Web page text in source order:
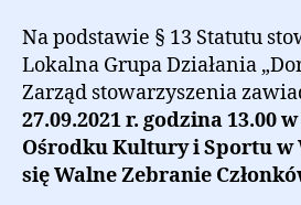
Na podstawie § 13 Statutu
Lokalna Grupa Działania
Zarząd stowarzyszenia
27.09.2021 r. godzina 13.00
Ośrodku Kultury i Sportu w
się Walne Zebranie